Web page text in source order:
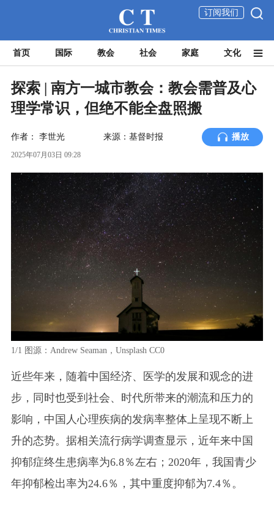
订阅我们
首页 国际 教会 社会 家庭 文化
探索 | 南方一城市教会：教会需普及心
理学常识，但绝不能全盘照搬
作者： 李世光 来源：基督时报 播放
2025年07月03日 09:28
1/1 图源：Andrew Seaman，Unsplash CC0
近些年来，随着中国经济、医学的发展和观念的进
步，同时也受到社会、时代所带来的潮流和压力的
影响，中国人心理疾病的发病率整体上呈现不断上
升的态势。据相关流行病学调查显示，近年来中国
抑郁症终生患病率为6.8％左右；2020年，我国青少
年抑郁检出率为24.6％，其中重度抑郁为7.4％。